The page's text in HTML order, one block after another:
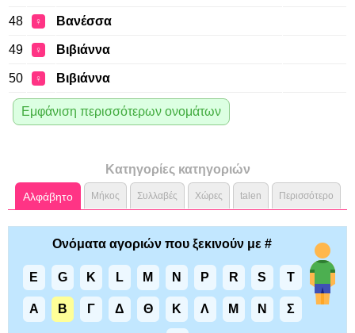
48 ♀ Βανέσσα
49 ♀ Βιβιάννα
50 ♀ Βιβιάννα
Εμφάνιση περισσότερων ονομάτων
Κατηγορίες κατηγοριών
Αλφάβητο Μήκος Συλλαβές Χώρες talen Περισσότερο
Ονόματα αγοριών που ξεκινούν με #
E G K L M N P R S T
Α Β Γ Δ Θ Κ Λ Μ Ν Σ